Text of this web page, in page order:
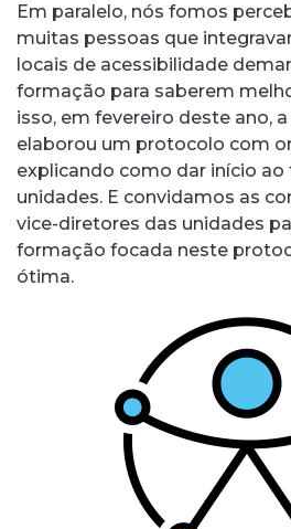
Em paralelo, nós fomos
muitas pessoas que
locais de acessibilidade
formação para saberem
isso, em fevereiro deste ano,
elaborou um protocolo com
explicando como dar início ao
unidades. E convidamos as
vice-diretores das unidades
formação focada neste
ótima.